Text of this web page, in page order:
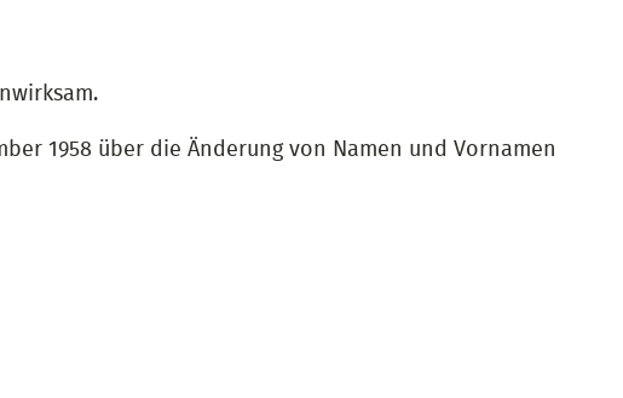
1958 über die Änderung von Namen und Vornamen